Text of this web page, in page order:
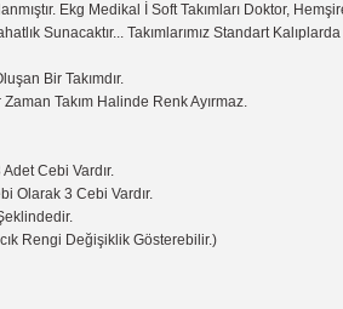
Ekg Medikal İ Soft Takımları Doktor,
Sunacaktır... Takımlarımız Standart
Bir Takımdır.
Takım Halinde Renk Ayırmaz.
Cebi Vardır.
Olarak 3 Cebi Vardır.
Rengi Değişiklik Gösterebilir.)